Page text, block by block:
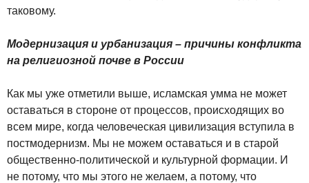
таковому.
Модернизация и урбанизация – причины конфликта
на религиозной почве в России
Как мы уже отметили выше, исламская умма не может
оставаться в стороне от процессов, происходящих во
всем мире, когда человеческая цивилизация вступила в
постмодернизм. Мы не можем оставаться и в старой
общественно-политической и культурной формации. И
не потому, что мы этого не желаем, а потому, что